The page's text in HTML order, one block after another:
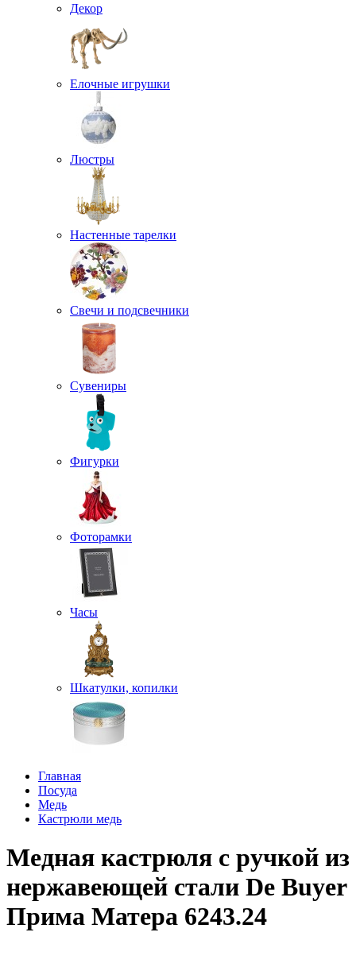
Декор
Елочные игрушки
Люстры
Настенные тарелки
Свечи и подсвечники
Сувениры
Фигурки
Фоторамки
Часы
Шкатулки, копилки
Главная
Посуда
Медь
Кастрюли медь
Медная кастрюля с ручкой из
нержавеющей стали De Buyer
Прима Матера 6243.24